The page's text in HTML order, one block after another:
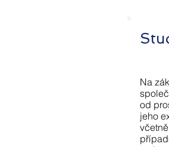
Na
od
jeho